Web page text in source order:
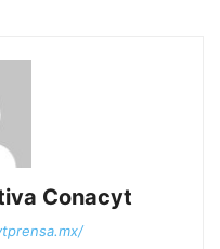
Conacyt